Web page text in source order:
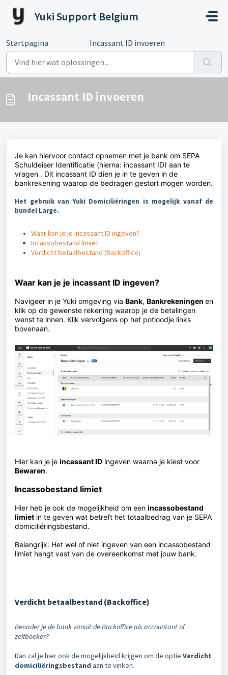
Yuki Support Belgium
Startpagina Incassant ID invoeren
Incassant ID invoeren
Je kan hiervoor contact opnemen met je bank om SEPA
Schuldeiser Identificatie (hierna: incassant ID) aan te
vragen . Dit incassant ID dien je in te geven in de
bankrekening waarop de bedragen gestort mogen worden.
Het gebruik van Yuki Domiciliëringen is mogelijk vanaf de
bundel Large.
Waar kan je je incassant ID ingeven?
Incassobestand limiet
Verdicht betaalbestand (Backoffice)
Waar kan je je incassant ID ingeven?
Navigeer in je Yuki omgeving via Bank, Bankrekeningen en
klik op de gewenste rekening waarop je de betalingen
wenst te innen. Klik vervolgens op het potloodje links
bovenaan.
Hier kan je je incassant ID ingeven waarna je kiest voor
Bewaren.
Incassobestand limiet
Hier heb je ook de mogelijkheid om een incassobestand
limiet in te geven wat betreft het totaalbedrag van je SEPA
domiciliëringsbestand.
Belangrijk: Het wel of niet ingeven van een incassobestand
limiet hangt vast van de overeenkomst met jouw bank.
Verdicht betaalbestand (Backoffice)
Benader je de bank vanuit de Backoffice als accountant of
zelfboeker?
Dan zal je hier ook de mogelijkheid krijgen om de optie Verdicht
domiciliëringsbestand aan te vinken.